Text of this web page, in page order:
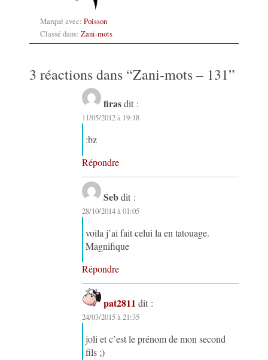
Marqué avec: Poisson
Classé dans: Zani-mots
3 réactions dans “Zani-mots – 131”
firas dit :
11/05/2012 à 19:18
:bz
Répondre
Seb dit :
28/10/2014 à 01:05
voila j’ai fait celui la en tatouage.
Magnifique
Répondre
pat2811 dit :
24/03/2015 à 21:35
joli et c’est le prénom de mon second
fils ;)